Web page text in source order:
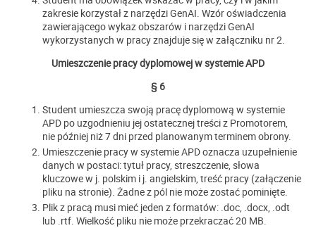
zakresie korzystał z narzędzi GenAI. Wzór oświadczenia
zawierającego wykaz obszarów i narzędzi GenAI
wykorzystanych w pracy znajduje się w załączniku nr 2.
Umieszczenie pracy dyplomowej w systemie APD
§ 6
Student umieszcza swoją pracę dyplomową w systemie
APD po uzgodnieniu jej ostatecznej treści z Promotorem,
nie później niż 7 dni przed planowanym terminem obrony.
Umieszczenie pracy w systemie APD oznacza uzupełnienie
danych w postaci: tytuł pracy, streszczenie, słowa
kluczowe w j. polskim i j. angielskim, treść pracy (załączenie
pliku na stronie). Żadne z pól nie może zostać pominięte.
Plik z pracą musi mieć jeden z formatów: .doc, .docx, .odt
lub .rtf. Wielkość pliku nie może przekraczać 20 MB.